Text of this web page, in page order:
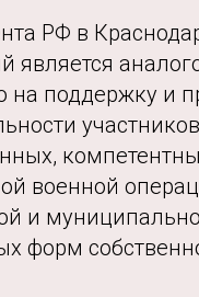
РФ в
является
на поддержку и
военной
и
форм